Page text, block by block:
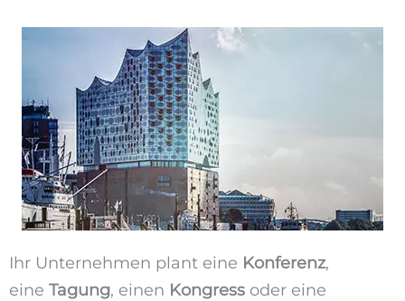
Ihr Unternehmen plant eine Konferenz,
eine Tagung, einen Kongress oder eine